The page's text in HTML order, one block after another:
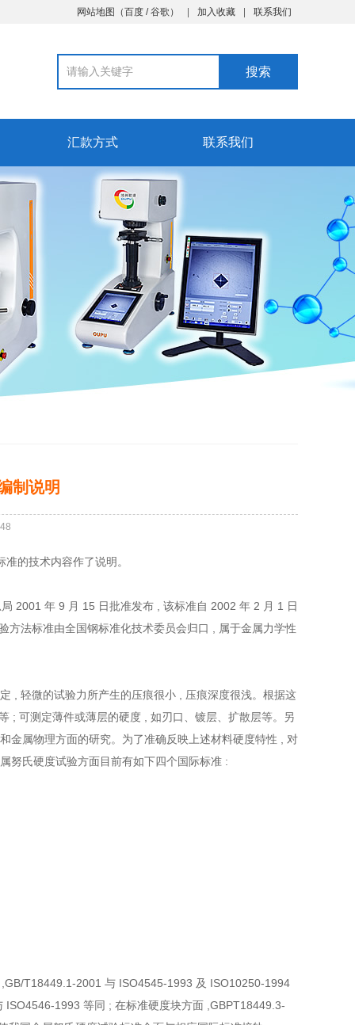
网站地图 （百度 /谷歌 ） 加入收藏 联系我们
汇款方式 联系我们
制说明
的技术内容作了说明。
2001 年 9 月 15 日批准发布 , 该标准自 2002 年 2 月 1 日
方法标准由全国钢标准化技术委员会归口 , 属于金属力学性
, 轻微的试验力所产生的压痕很小 , 压痕深度很浅。根据这
; 可测定薄件或薄层的硬度 , 如刃口、镀层、扩散层等。另
金属物理方面的研究。为了准确反映上述材料硬度特性 , 对
努氏硬度试验方面目前有如下四个国际标准 :
T18449.1-2001 与 ISO4545-1993 及 ISO10250-1994
1993 等同 ; 在标准硬度块方面 ,GBPT18449.3-